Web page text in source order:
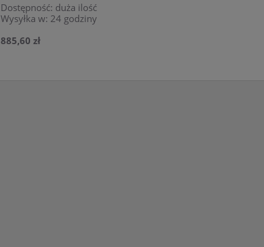
Dostępność: duża ilość
Wysyłka w: 24 godziny
885,60 zł